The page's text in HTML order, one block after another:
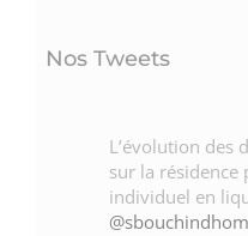
Nos Tweets
L’évolution des
sur la résidence
individuel en